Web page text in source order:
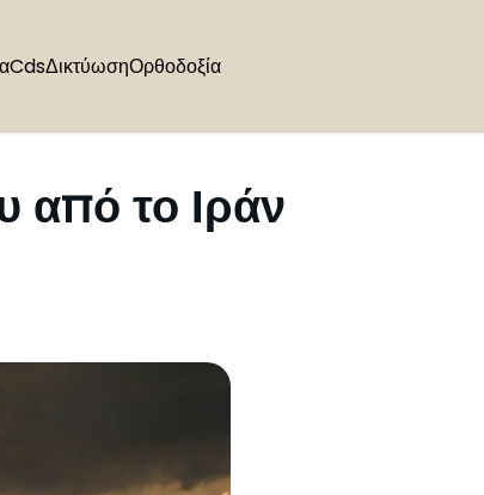
CdsΔικτύωσηΟρθοδοξία
από το Ιράν